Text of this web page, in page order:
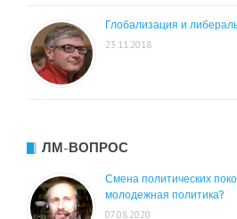
Глобализация и
23.11.2018
ЛМ-ВОПРОС
Смена политических
молодежная политика?
07.08.2020